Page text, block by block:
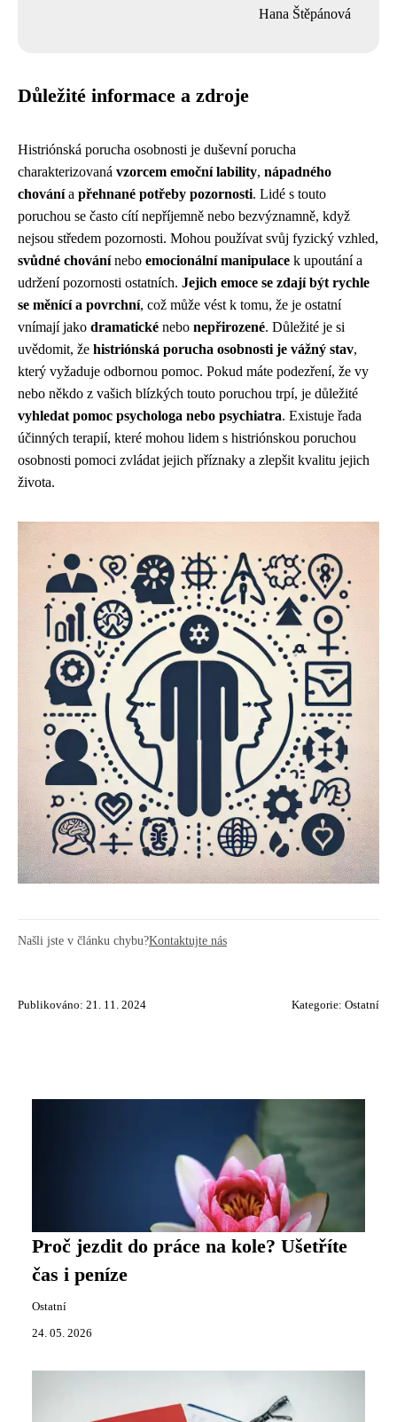
Hana Štěpánová
Důležité informace a zdroje
Histriónská porucha osobnosti je duševní porucha
charakterizovaná vzorcem emoční lability, nápadného
chovánía přehnané potřeby pozornosti. Lidé s touto
poruchou se často cítí nepříjemně nebo bezvýznamně, když
nejsou středem pozornosti. Mohou používat svůj fyzický vzhled,
svůdné chovánínebo emocionální manipulace k upoutání a
udržení pozornosti ostatních. Jejich emoce se zdají být rychle
se měnící a povrchní, což může vést k tomu, že je ostatní
vnímají jako dramatické nebo nepřirozené. Důležité je si
uvědomit, že histriónská porucha osobnosti je vážný stav,
který vyžaduje odbornou pomoc. Pokud máte podezření, že vy
nebo někdo z vašich blízkých touto poruchou trpí, je důležité
vyhledat pomoc psychologa nebo psychiatra. Existuje řada
účinných terapií, které mohou lidem s histriónskou poruchou
osobnosti pomoci zvládat jejich příznaky a zlepšit kvalitu jejich
života.
Našli jste v článku chybu?Kontaktujte nás
Publikováno: 21. 11. 2024 Kategorie: Ostatní
Proč jezdit do práce na kole? Ušetříte
čas i peníze
Ostatní
24. 05. 2026